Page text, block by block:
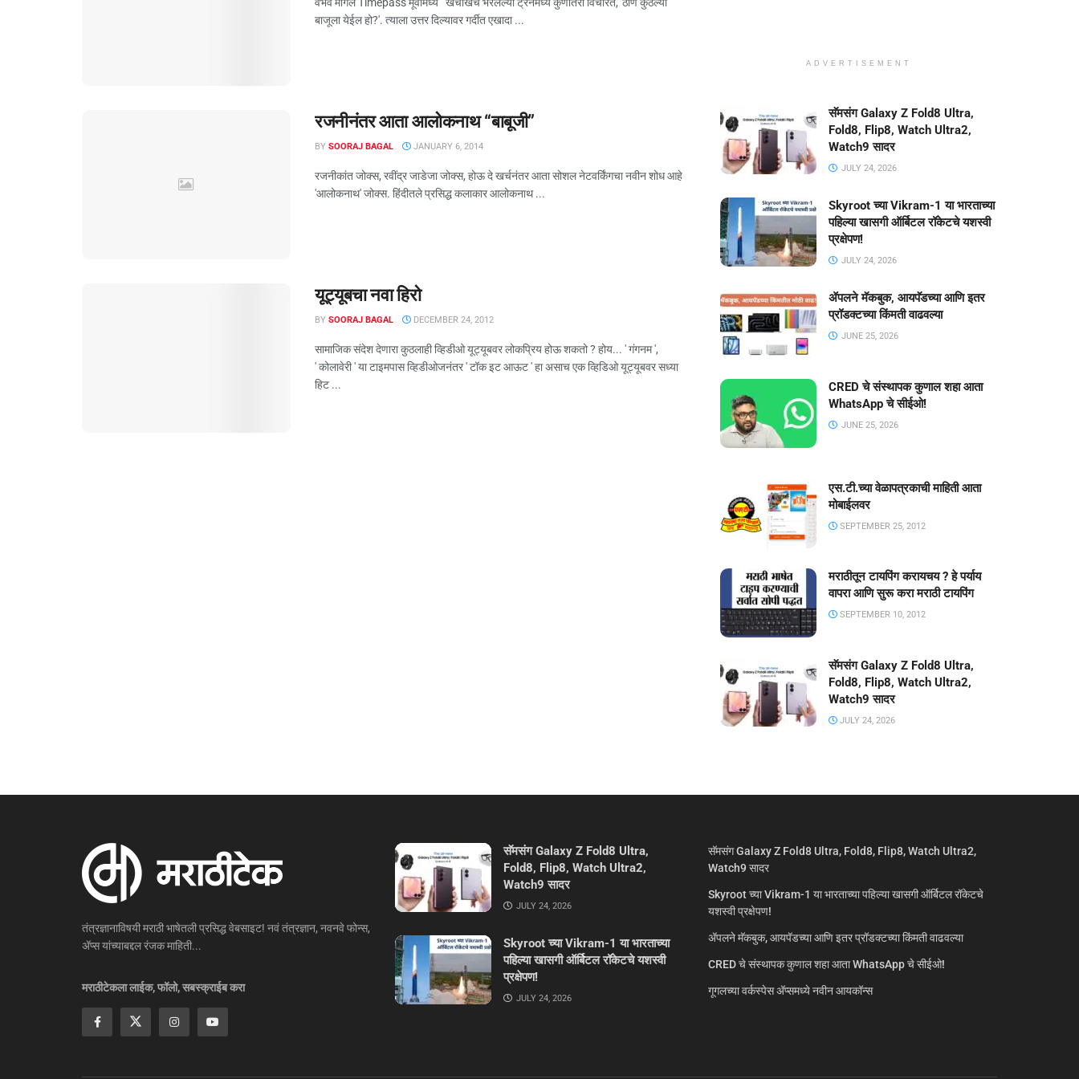
बाजूला येईल हो?'. त्याला उत्तर दिल्यावर गर्दीत एखादा ...
रजनीनंतर आता आलोकनाथ “बाबूजी”
BY SOORAJ BAGAL JANUARY 6, 2014
रजनीकांत जोक्स, रवींद्र जाडेजा जोक्स, होऊ दे खर्चनंतर आता सोशल नेटवर्किंगचा नवीन शोध आहे
'आलोकनाथ' जोक्स. हिंदीतले प्रसिद्ध कलाकार आलोकनाथ ...
यूट्यूबचा नवा हिरो
BY SOORAJ BAGAL DECEMBER 24, 2012
सामाजिक संदेश देणारा कुठलाही व्हिडीओ यूट्यूबवर लोकप्रिय होऊ शकतो ? होय... ' गंगनम ',
' कोलावेरी ' या टाइमपास व्हिडीओजनंतर ' टॉक इट आऊट ' हा असाच एक व्हिडिओ यूट्यूबवर सध्या
हिट ...
ADVERTISEMENT
सॅमसंग Galaxy Z Fold8 Ultra,
Fold8, Flip8, Watch Ultra2,
Watch9 सादर
JULY 24, 2026
Skyroot च्या Vikram-1 या भारताच्या
पहिल्या खासगी ऑर्बिटल रॉकेटचे यशस्वी
प्रक्षेपण!
JULY 24, 2026
ॲपलने मॅकबुक, आयपॅडच्या आणि इतर
प्रॉडक्टच्या किंमती वाढवल्या
JUNE 25, 2026
CRED चे संस्थापक कुणाल शहा आता
WhatsApp चे सीईओ!
JUNE 25, 2026
एस.टी.च्या वेळापत्रकाची माहिती आता
मोबाईलवर
SEPTEMBER 25, 2012
मराठीतून टायपिंग करायचय ? हे पर्याय
वापरा आणि सुरू करा मराठी टायपिंग
SEPTEMBER 10, 2012
सॅमसंग Galaxy Z Fold8 Ultra,
Fold8, Flip8, Watch Ultra2,
Watch9 सादर
JULY 24, 2026
तंत्रज्ञानाविषयी मराठी भाषेतली प्रसिद्ध वेबसाइट! नवं तंत्रज्ञान, नवनवे फोन्स,
ॲप्स यांच्याबद्दल रंजक माहिती...
मराठीटेकला लाईक, फॉलो, सबस्क्राईब करा
सॅमसंग Galaxy Z Fold8 Ultra,
Fold8, Flip8, Watch Ultra2,
Watch9 सादर
JULY 24, 2026
Skyroot च्या Vikram-1 या भारताच्या
पहिल्या खासगी ऑर्बिटल रॉकेटचे यशस्वी
प्रक्षेपण!
JULY 24, 2026
सॅमसंग Galaxy Z Fold8 Ultra, Fold8, Flip8, Watch Ultra2,
Watch9 सादर
Skyroot च्या Vikram-1 या भारताच्या पहिल्या खासगी ऑर्बिटल रॉकेटचे
यशस्वी प्रक्षेपण!
ॲपलने मॅकबुक, आयपॅडच्या आणि इतर प्रॉडक्टच्या किंमती वाढवल्या
CRED चे संस्थापक कुणाल शहा आता WhatsApp चे सीईओ!
गूगलच्या वर्कस्पेस अ‍ॅप्समध्ये नवीन आयकॉन्स